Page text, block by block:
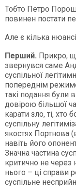
Тобто Петро
повинен постати
Але є кілька
Перший. Прикро,
звернувся саме
суспільної
попереднім
такі подання були
довірою більшої
карати зло, ті, хто
суспільну
якостях Портнова
навіть його
Значна частина
критично не через
нього – ці справи
суспільне